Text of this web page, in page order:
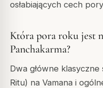
osłabiających cech
Która pora roku jest
Panchakarma?
Dwa główne
Ritu) na Vamana i